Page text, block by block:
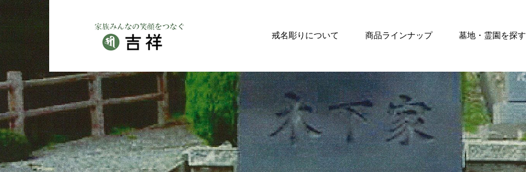
戒名彫りについて 商品ラインナップ 墓地・霊園を探す